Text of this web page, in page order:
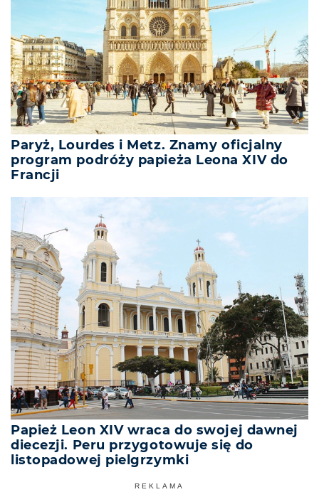
Paryż, Lourdes i Metz. Znamy oficjalny
program podróży papieża Leona XIV do
Francji
Papież Leon XIV wraca do swojej dawnej
diecezji. Peru przygotowuje się do
listopadowej pielgrzymki
REKLAMA